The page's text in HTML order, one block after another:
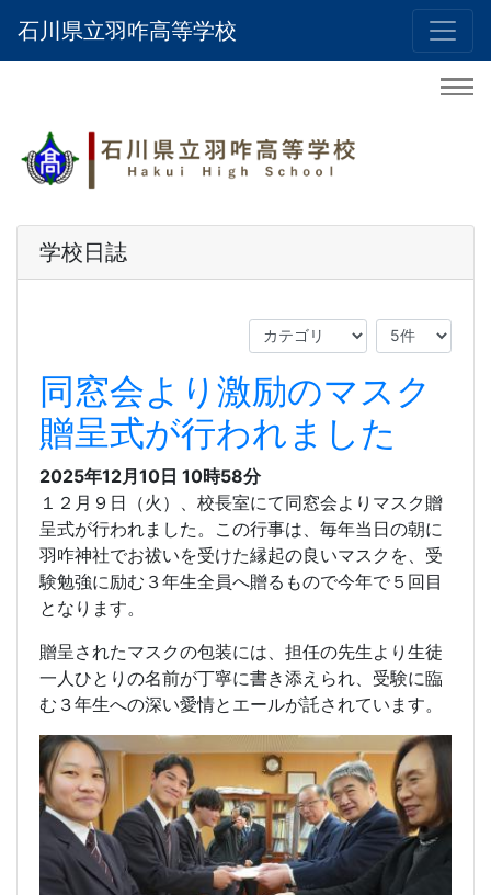
石川県立羽咋高等学校
学校日誌
同窓会より激励のマスク
贈呈式が行われました
2025年12月10日 10時58分
１２月９日（火）、校長室にて同窓会よりマスク贈
呈式が行われました。この行事は、毎年当日の朝に
羽咋神社でお祓いを受けた縁起の良いマスクを、受
験勉強に励む３年生全員へ贈るもので今年で５回目
となります。
贈呈されたマスクの包装には、担任の先生より生徒
一人ひとりの名前が丁寧に書き添えられ、受験に臨
む３年生への深い愛情とエールが託されています。